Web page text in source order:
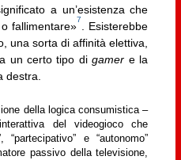
a un’esistenza che
fallimentare»
7
. Esisterebbe
una sorta di affinità elettiva,
un certo tipo digamer e la
destra.
della logica consumistica –
del videogioco che
e “autonomo”
passivo della televisione,